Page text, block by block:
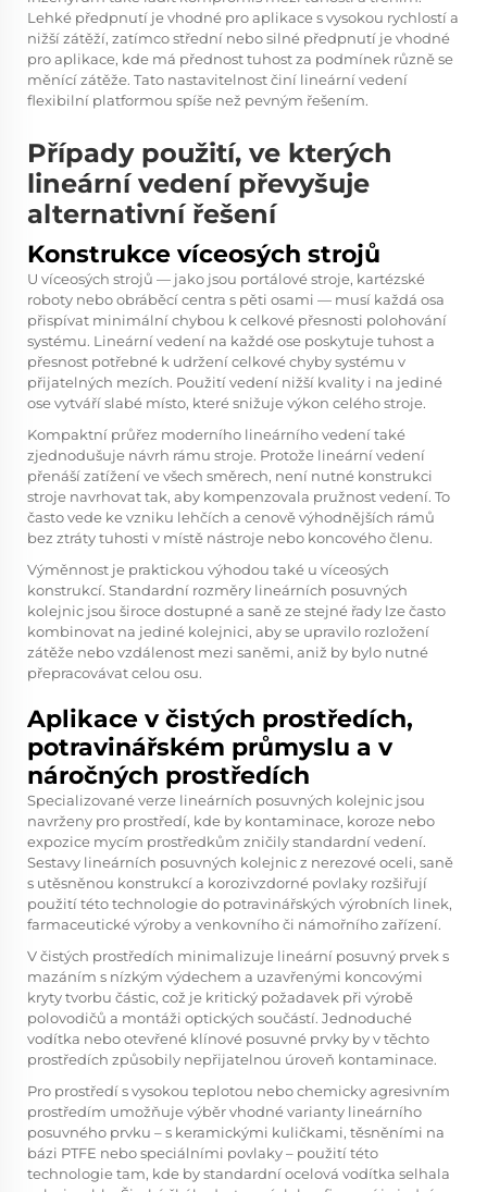
Lehké předpnutí je vhodné pro aplikace s vysokou rychlostí a
nižší zátěží, zatímco střední nebo silné předpnutí je vhodné
pro aplikace, kde má přednost tuhost za podmínek různě se
měnící zátěže. Tato nastavitelnost činí lineární vedení
flexibilní platformou spíše než pevným řešením.
Případy použití, ve kterých
lineární vedení převyšuje
alternativní řešení
Konstrukce víceosých strojů
U víceosých strojů — jako jsou portálové stroje, kartézské
roboty nebo obráběcí centra s pěti osami — musí každá osa
přispívat minimální chybou k celkové přesnosti polohování
systému. Lineární vedení na každé ose poskytuje tuhost a
přesnost potřebné k udržení celkové chyby systému v
přijatelných mezích. Použití vedení nižší kvality i na jediné
ose vytváří slabé místo, které snižuje výkon celého stroje.
Kompaktní průřez moderního lineárního vedení také
zjednodušuje návrh rámu stroje. Protože lineární vedení
přenáší zatížení ve všech směrech, není nutné konstrukci
stroje navrhovat tak, aby kompenzovala pružnost vedení. To
často vede ke vzniku lehčích a cenově výhodnějších rámů
bez ztráty tuhosti v místě nástroje nebo koncového členu.
Výměnnost je praktickou výhodou také u víceosých
konstrukcí. Standardní rozměry lineárních posuvných
kolejnic jsou široce dostupné a saně ze stejné řady lze často
kombinovat na jediné kolejnici, aby se upravilo rozložení
zátěže nebo vzdálenost mezi saněmi, aniž by bylo nutné
přepracovávat celou osu.
Aplikace v čistých prostředích,
potravinářském průmyslu a v
náročných prostředích
Specializované verze lineárních posuvných kolejnic jsou
navrženy pro prostředí, kde by kontaminace, koroze nebo
expozice mycím prostředkům zničily standardní vedení.
Sestavy lineárních posuvných kolejnic z nerezové oceli, saně
s utěsněnou konstrukcí a korozivzdorné povlaky rozšiřují
použití této technologie do potravinářských výrobních linek,
farmaceutické výroby a venkovního či námořního zařízení.
V čistých prostředích minimalizuje lineární posuvný prvek s
mazáním s nízkým výdechem a uzavřenými koncovými
kryty tvorbu částic, což je kritický požadavek při výrobě
polovodičů a montáži optických součástí. Jednoduché
vodítka nebo otevřené klínové posuvné prvky by v těchto
prostředích způsobily nepřijatelnou úroveň kontaminace.
Pro prostředí s vysokou teplotou nebo chemicky agresivním
prostředím umožňuje výběr vhodné varianty lineárního
posuvného prvku – s keramickými kuličkami, těsněními na
bázi PTFE nebo speciálními povlaky – použití této
technologie tam, kde by standardní ocelová vodítka selhala